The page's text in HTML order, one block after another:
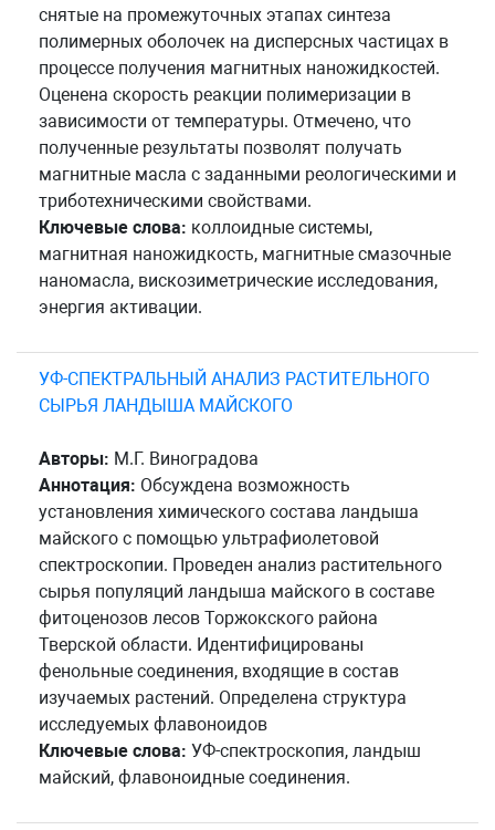
снятые на промежуточных этапах синтеза
полимерных оболочек на дисперсных частицах в
процессе получения магнитных наножидкостей.
Оценена скорость реакции полимеризации в
зависимости от температуры. Отмечено, что
полученные результаты позволят получать
магнитные масла с заданными реологическими и
триботехническими свойствами.
Ключевые слова: коллоидные системы,
магнитная наножидкость, магнитные смазочные
наномасла, вискозиметрические исследования,
энергия активации.
УФ-СПЕКТРАЛЬНЫЙ АНАЛИЗ РАСТИТЕЛЬНОГО
СЫРЬЯ ЛАНДЫША МАЙСКОГО
Авторы: М.Г. Виноградова
Аннотация: Обсуждена возможность
установления химического состава ландыша
майского с помощью ультрафиолетовой
спектроскопии. Проведен анализ растительного
сырья популяций ландыша майского в составе
фитоценозов лесов Торжокского района
Тверской области. Идентифицированы
фенольные соединения, входящие в состав
изучаемых растений. Определена структура
исследуемых флавоноидов
Ключевые слова: УФ-спектроскопия, ландыш
майский, флавоноидные соединения.